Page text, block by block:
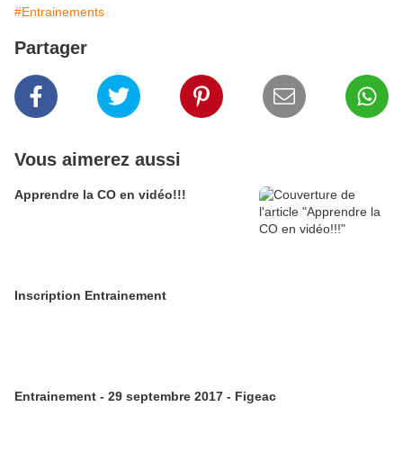
#Entrainements
Partager
Vous aimerez aussi
Apprendre la CO en vidéo!!!
Inscription Entrainement
Entrainement - 29 septembre 2017 - Figeac